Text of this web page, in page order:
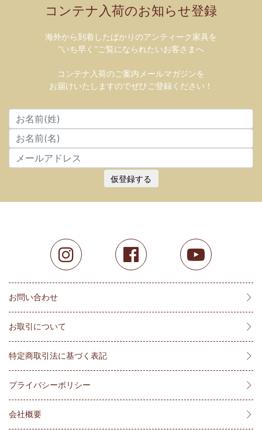
コンテナ入荷のお知らせ登録
海外から到着したばかりのアンティーク家具を
”いち早く”ご覧になられたいお客さまへ
コンテナ入荷のご案内メールマガジンを
お届けいたしますのでぜひご登録ください！
仮登録する
お問い合わせ
お取引について
特定商取引法に基づく表記
プライバシーポリシー
会社概要